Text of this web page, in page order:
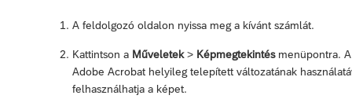
A feldolgozó oldalon nyissa meg a kívánt számlát.
Kattintson a Műveletek> Képmegtekintésmenüpontra. A
Adobe Acrobat helyileg telepített változatának
felhasználhatja a képet.